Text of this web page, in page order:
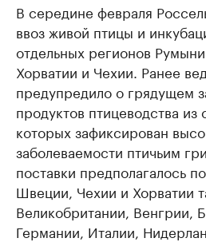
В середине февраля
ввоз живой птицы и
отдельных регионов
Хорватии и Чехии. Ранее
предупредило о грядущем
продуктов птицеводства
которых зафиксирован
заболеваемости птичьим
поставки предполагалось
Швеции, Чехии и Хорватии
Великобритании, Венгрии,
Германии, Италии,